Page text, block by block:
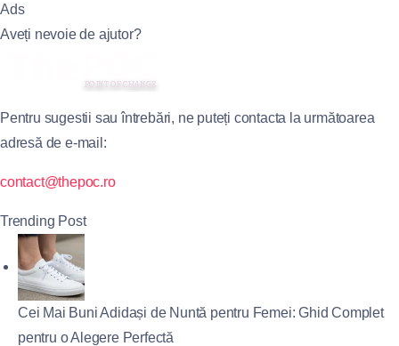
Ads
Aveți nevoie de ajutor?
Pentru sugestii sau întrebări, ne puteți contacta la următoarea
adresă de e-mail:
contact@thepoc.ro
Trending Post
Cei Mai Buni Adidași de Nuntă pentru Femei: Ghid Complet
pentru o Alegere Perfectă